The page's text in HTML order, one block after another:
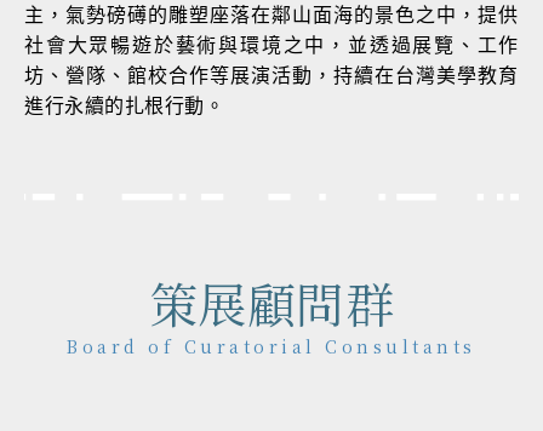
主，氣勢磅礡的雕塑座落在鄰山面海的景色之中，提供
社會大眾暢遊於藝術與環境之中，並透過展覽、工作
坊、營隊、館校合作等展演活動，持續在台灣美學教育
進行永續的扎根行動。
策展顧問群
Board of Curatorial Consultants